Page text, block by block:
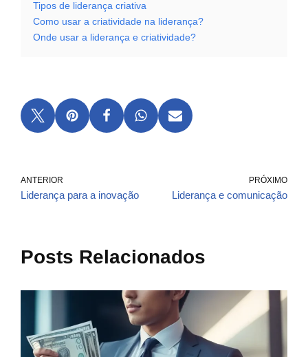
Tipos de liderança criativa
Como usar a criatividade na liderança?
Onde usar a liderança e criatividade?
ANTERIOR
Liderança para a inovação
PRÓXIMO
Liderança e comunicação
Posts Relacionados